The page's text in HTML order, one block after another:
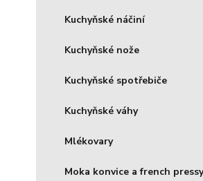
Kuchyňské náčiní
Kuchyňské nože
Kuchyňské spotřebiče
Kuchyňské váhy
Mlékovary
Moka konvice a french pressy